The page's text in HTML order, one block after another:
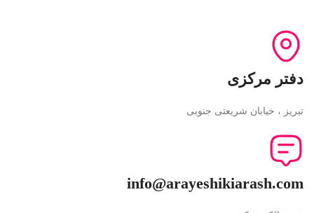
دفتر مرکزی
تبریز ، خیابان شریعتی جنوبی
info@arayeshikiarash.com